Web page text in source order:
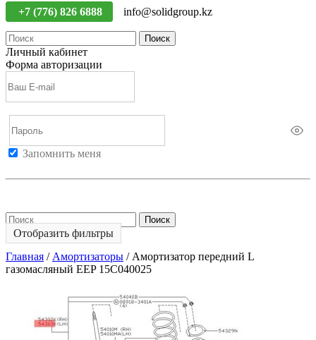
+7 (776) 826 6888 info@solidgroup.kz
Поиск
Личный кабинет
Форма авторизации
Запомнить меня
Поиск
Отобразить фильтры
Главная / Амортизаторы / Амортизатор передний L
газомасляный EEP 15C040025